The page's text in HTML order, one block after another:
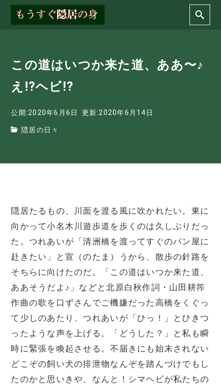
この道はいつか来た道、ああ〜♪
え!?ヘビ!?
公開:2020年6月6日 更新:2020年6月14日
隠居の日々
隠居たるもの、川面を渡る風に吹かれたい。東に
向かって小名木川遊歩道を歩くのは久しぶりだっ
た。つれあいが「清洲橋を渡ってすぐのパン屋に
赴きたい」と宣（のたま）うから、散歩の針路を
そちらに向けたのだ。「この道はいつか来た道、
ああそうだよ♪」などと北原白秋作詞・山田耕筰
作曲の歌を口ずさんでご機嫌だった高橋をくぐっ
て少しのあたり、つれあいが「ひっ！」とひきつ
ったような声を上げる。「どうした？」と私も瞬
時に緊張を喚起させる。不届きにも始末されない
どこぞの飼い犬の排泄物なんぞを踏んづけでもし
たのかと思いきや、なんと！シマヘビが私たちの